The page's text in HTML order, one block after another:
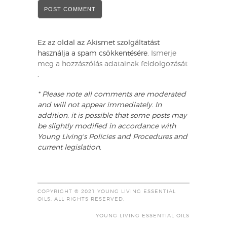
Ez az oldal az Akismet szolgáltatást
használja a spam csökkentésére.
Ismerje
meg a hozzászólás adatainak feldolgozását
.
* Please note all comments are moderated
and will not appear immediately. In
addition, it is possible that some posts may
be slightly modified in accordance with
Young Living's Policies and Procedures and
current legislation.
COPYRIGHT © 2021 YOUNG LIVING ESSENTIAL
OILS. ALL RIGHTS RESERVED.
YOUNG LIVING ESSENTIAL OILS